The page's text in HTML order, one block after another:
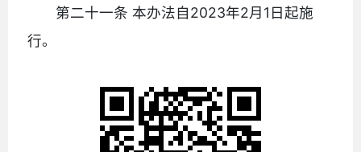
第二十一条 本办法自2023年2月1日起施
行。